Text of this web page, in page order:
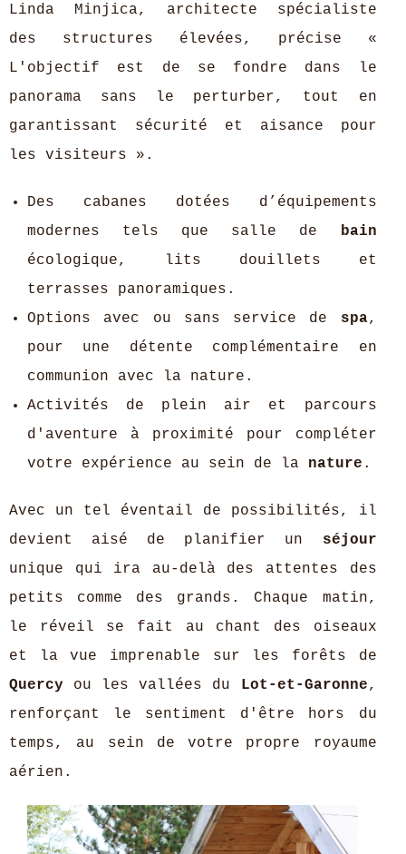
Linda Minjica, architecte spécialiste
des structures élevées, précise «
L'objectif est de se fondre dans le
panorama sans le perturber, tout en
garantissant sécurité et aisance pour
les visiteurs ».
Des cabanes dotées d’équipements
modernes tels que salle de bain
écologique, lits douillets et
terrasses panoramiques.
Options avec ou sans service de spa,
pour une détente complémentaire en
communion avec la nature.
Activités de plein air et parcours
d'aventure à proximité pour compléter
votre expérience au sein de la nature .
Avec un tel éventail de possibilités, il
devient aisé de planifier un séjour
unique qui ira au-delà des attentes des
petits comme des grands. Chaque matin,
le réveil se fait au chant des oiseaux
et la vue imprenable sur les forêts de
Quercy ou les vallées du Lot-et-Garonne,
renforçant le sentiment d'être hors du
temps, au sein de votre propre royaume
aérien.